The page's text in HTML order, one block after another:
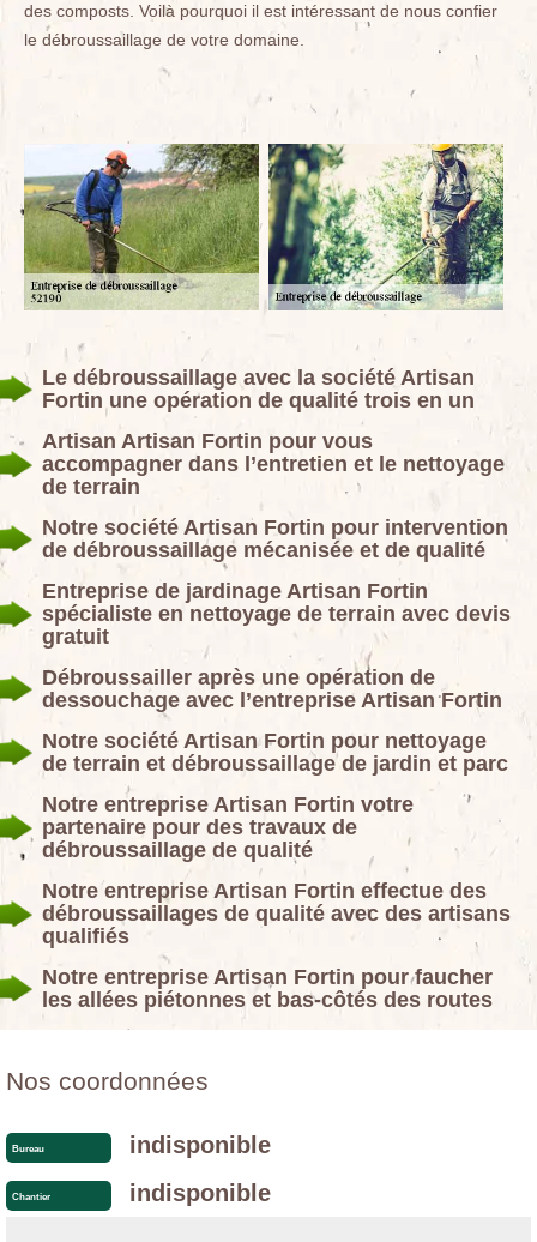
des composts. Voilà pourquoi il est intéressant de nous confier
le débroussaillage de votre domaine.
Le débroussaillage avec la société Artisan
Fortin une opération de qualité trois en un
Artisan Artisan Fortin pour vous
accompagner dans l’entretien et le nettoyage
de terrain
Notre société Artisan Fortin pour intervention
de débroussaillage mécanisée et de qualité
Entreprise de jardinage Artisan Fortin
spécialiste en nettoyage de terrain avec devis
gratuit
Débroussailler après une opération de
dessouchage avec l’entreprise Artisan Fortin
Notre société Artisan Fortin pour nettoyage
de terrain et débroussaillage de jardin et parc
Notre entreprise Artisan Fortin votre
partenaire pour des travaux de
débroussaillage de qualité
Notre entreprise Artisan Fortin effectue des
débroussaillages de qualité avec des artisans
qualifiés
Notre entreprise Artisan Fortin pour faucher
les allées piétonnes et bas-côtés des routes
Nos coordonnées
Bureau indisponible
Chantier indisponible